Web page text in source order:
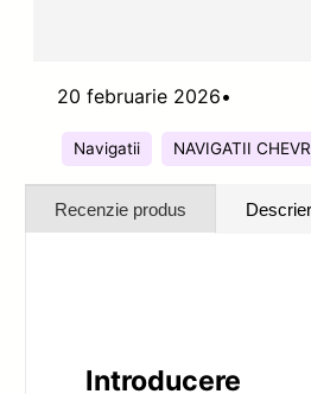
20 februarie 2026•
Navigatii NAVIGATII
Recenzie produs
Introducere